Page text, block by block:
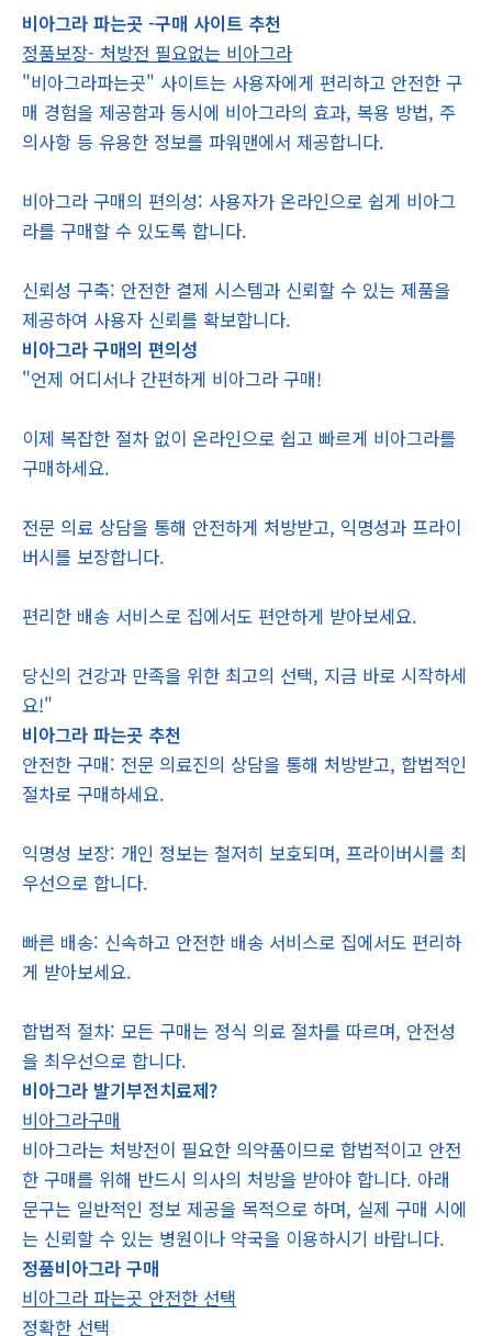
비아그라 파는곳 -구매 사이트 추천
정품보장- 처방전 필요없는 비아그라
"비아그라파는곳" 사이트는 사용자에게 편리하고 안전한 구
매 경험을 제공함과 동시에 비아그라의 효과, 복용 방법, 주
의사항 등 유용한 정보를 파워맨에서 제공합니다.
비아그라 구매의 편의성: 사용자가 온라인으로 쉽게 비아그
라를 구매할 수 있도록 합니다.
신뢰성 구축: 안전한 결제 시스템과 신뢰할 수 있는 제품을
제공하여 사용자 신뢰를 확보합니다.
비아그라 구매의 편의성
"언제 어디서나 간편하게 비아그라 구매!
이제 복잡한 절차 없이 온라인으로 쉽고 빠르게 비아그라를
구매하세요.
전문 의료 상담을 통해 안전하게 처방받고, 익명성과 프라이
버시를 보장합니다.
편리한 배송 서비스로 집에서도 편안하게 받아보세요.
당신의 건강과 만족을 위한 최고의 선택, 지금 바로 시작하세
요!"
비아그라 파는곳 추천
안전한 구매: 전문 의료진의 상담을 통해 처방받고, 합법적인
절차로 구매하세요.
익명성 보장: 개인 정보는 철저히 보호되며, 프라이버시를 최
우선으로 합니다.
빠른 배송: 신속하고 안전한 배송 서비스로 집에서도 편리하
게 받아보세요.
합법적 절차: 모든 구매는 정식 의료 절차를 따르며, 안전성
을 최우선으로 합니다.
비아그라 발기부전치료제?
비아그라구매
비아그라는 처방전이 필요한 의약품이므로 합법적이고 안전
한 구매를 위해 반드시 의사의 처방을 받아야 합니다. 아래
문구는 일반적인 정보 제공을 목적으로 하며, 실제 구매 시에
는 신뢰할 수 있는 병원이나 약국을 이용하시기 바랍니다.
정품비아그라 구매
비아그라 파는곳 안전한 선택
정확한 선택